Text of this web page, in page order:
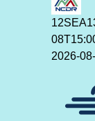
2026-